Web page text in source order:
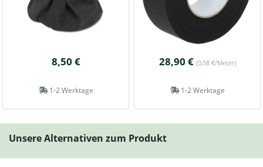
8,50 €
1-2 Werktage
28,90 € (0,58 €/Meter)
1-2 Werktage
Unsere Alternativen zum Produkt